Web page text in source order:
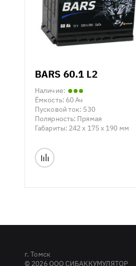
BARS 60.1 L2
Наличие:
Ёмкость: 60 Ач
Пусковой ток: 530
Полярность: Прямая
Габариты: 242 x 175 x 190 мм
г. Томск
© 2026 ООО СИБАККУМУЛЯТОР